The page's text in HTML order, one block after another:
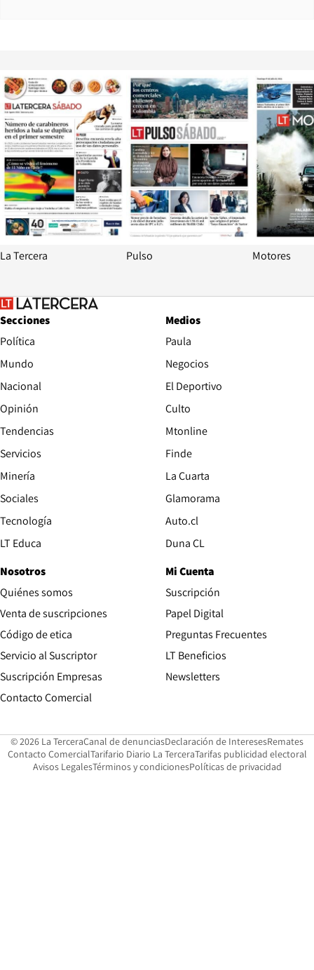
Opens in new window
La Tercera
Opens in
Pulso Motores
Secciones
Política
Mundo
Nacional
Opinión
Tendencias
Servicios
Minería
Sociales
Tecnología
LT Educa
Medios
Paula
Negocios
El Deportivo
Culto
Mtonline
Finde
La Cuarta
Glamorama
Auto.cl
Duna CL
Nosotros
Quiénes somos
Venta de suscripciones
Código de etica Opens in new window
Servicio al Suscriptor
Suscripción Empresas
Contacto Comercial
Mi Cuenta
Suscripción
Papel Digital
Preguntas Frecuentes
LT Beneficios
Newsletters
© 2026 La TerceraCanal de denunciasOpens in new window
Declaración de InteresesOpens in
Remates
Contacto ComercialOpens in new window
Tarifario Diario La TerceraOpens in new window
Tarifas publicidad electoral
Avisos LegalesOpens in new window
Términos y condicionesPolíticas de privacidad